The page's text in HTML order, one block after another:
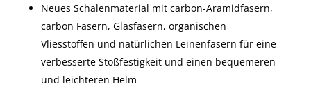
Neues Schalenmaterial mit carbon-Aramidfasern,
carbon Fasern, Glasfasern, organischen
Vliesstoffen und natürlichen Leinenfasern für eine
verbesserte Stoßfestigkeit und einen bequemeren
und leichteren Helm